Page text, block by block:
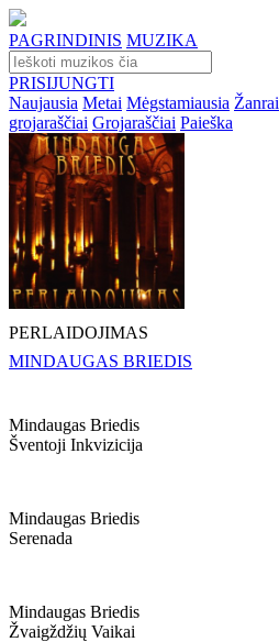
PAGRINDINIS MUZIKA
PRISIJUNGTI
Naujausia Metai Mėgstamiausia Žanrai
grojaraščiai Grojaraščiai Paieška
PERLAIDOJIMAS
MINDAUGAS BRIEDIS
Mindaugas Briedis
Šventoji Inkvizicija
Mindaugas Briedis
Serenada
Mindaugas Briedis
Žvaigždžių Vaikai